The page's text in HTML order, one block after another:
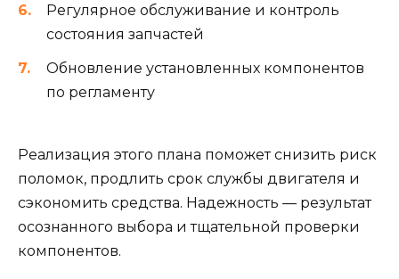
Регулярное обслуживание и контроль
состояния запчастей
Обновление установленных компонентов
по регламенту
Реализация этого плана поможет снизить риск
поломок, продлить срок службы двигателя и
сэкономить средства. Надежность — результат
осознанного выбора и тщательной проверки
компонентов.